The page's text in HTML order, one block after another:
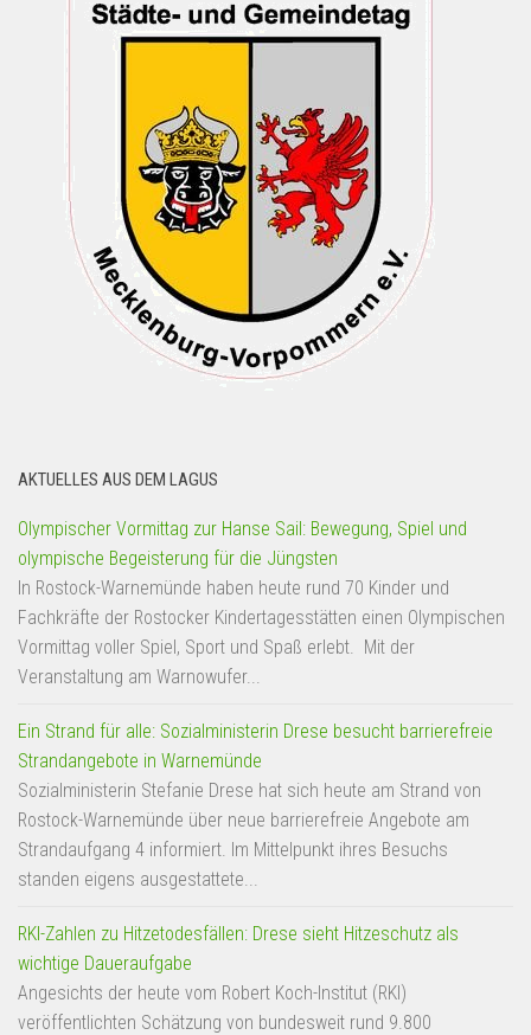
AKTUELLES AUS DEM LAGUS
Olympischer Vormittag zur Hanse Sail: Bewegung, Spiel und
olympische Begeisterung für die Jüngsten
In Rostock-Warnemünde haben heute rund 70 Kinder und
Fachkräfte der Rostocker Kindertagesstätten einen Olympischen
Vormittag voller Spiel, Sport und Spaß erlebt. Mit der
Veranstaltung am Warnowufer...
Ein Strand für alle: Sozialministerin Drese besucht barrierefreie
Strandangebote in Warnemünde
Sozialministerin Stefanie Drese hat sich heute am Strand von
Rostock-Warnemünde über neue barrierefreie Angebote am
Strandaufgang 4 informiert. Im Mittelpunkt ihres Besuchs
standen eigens ausgestattete...
RKI-Zahlen zu Hitzetodesfällen: Drese sieht Hitzeschutz als
wichtige Daueraufgabe
Angesichts der heute vom Robert Koch-Institut (RKI)
veröffentlichten Schätzung von bundesweit rund 9.800